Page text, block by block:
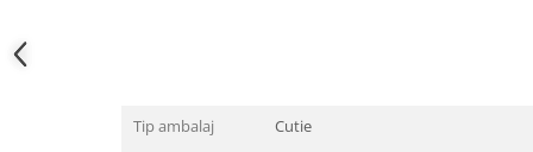
Tip ambalaj Cutie